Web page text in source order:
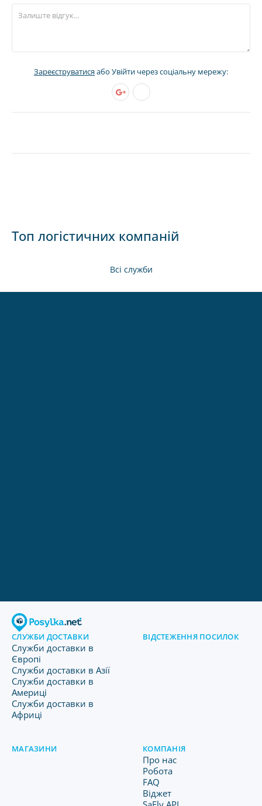
Зареєструватисяабо Увійти через соціальну мережу:
Топ логістичних компаній
Всі служби
СЛУЖБИ ДОСТАВКИ
Служби доставки в
Європі
Служби доставки в Азії
Служби доставки в
Америці
Служби доставки в
Африці
ВІДСТЕЖЕННЯ ПОСИЛОК
МАГАЗИНИ КОМПАНІЯ
Про нас
Робота
FAQ
Віджет